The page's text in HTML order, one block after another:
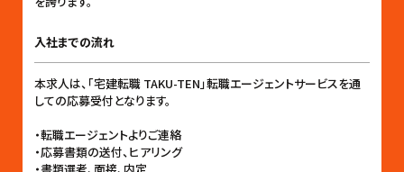
入社までの流れ
本求人は、「宅建転職 TAKU-TEN」転職エージェントサービスを通
しての応募受付となります。
・転職エージェントよりご連絡
・応募書類の送付、ヒアリング
・書類選考、面接、内定